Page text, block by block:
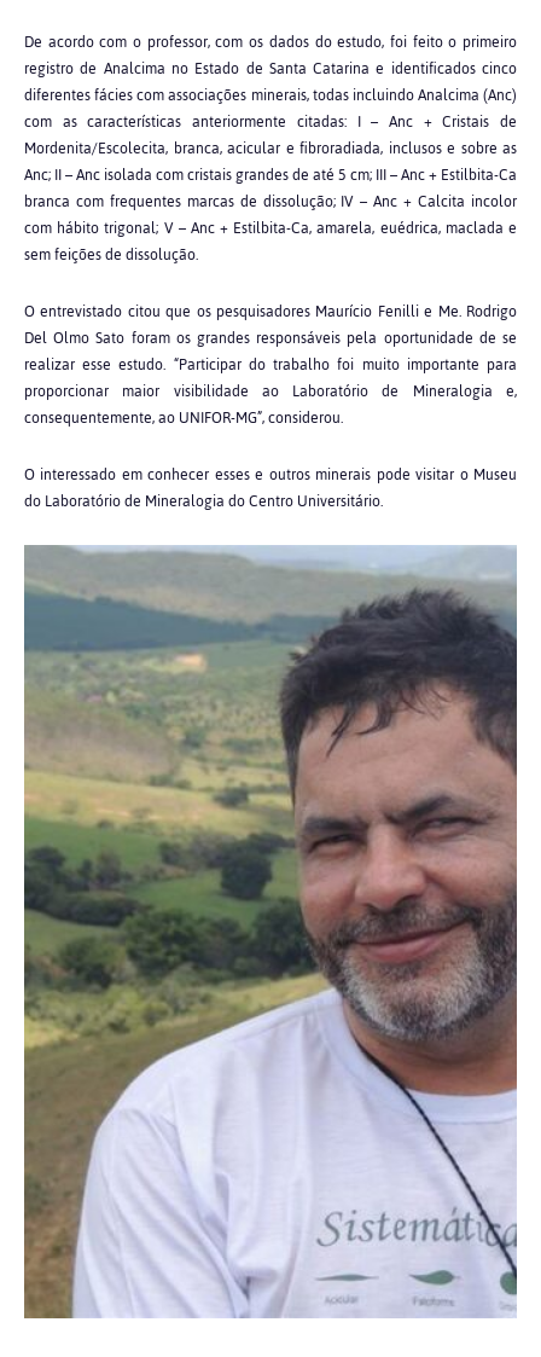
De acordo com o professor, com os dados do estudo, foi feito o primeiro
registro de Analcima no Estado de Santa Catarina e identificados cinco
diferentes fácies com associações minerais, todas incluindo Analcima (Anc)
com as características anteriormente citadas: I – Anc + Cristais de
Mordenita/Escolecita, branca, acicular e fibroradiada, inclusos e sobre as
Anc; II – Anc isolada com cristais grandes de até 5 cm; III – Anc + Estilbita-Ca
branca com frequentes marcas de dissolução; IV – Anc + Calcita incolor
com hábito trigonal; V – Anc + Estilbita-Ca, amarela, euédrica, maclada e
sem feições de dissolução.
O entrevistado citou que os pesquisadores Maurício Fenilli e Me. Rodrigo
Del Olmo Sato foram os grandes responsáveis pela oportunidade de se
realizar esse estudo. “Participar do trabalho foi muito importante para
proporcionar maior visibilidade ao Laboratório de Mineralogia e,
consequentemente, ao UNIFOR-MG”, considerou.
O interessado em conhecer esses e outros minerais pode visitar o Museu
do Laboratório de Mineralogia do Centro Universitário.